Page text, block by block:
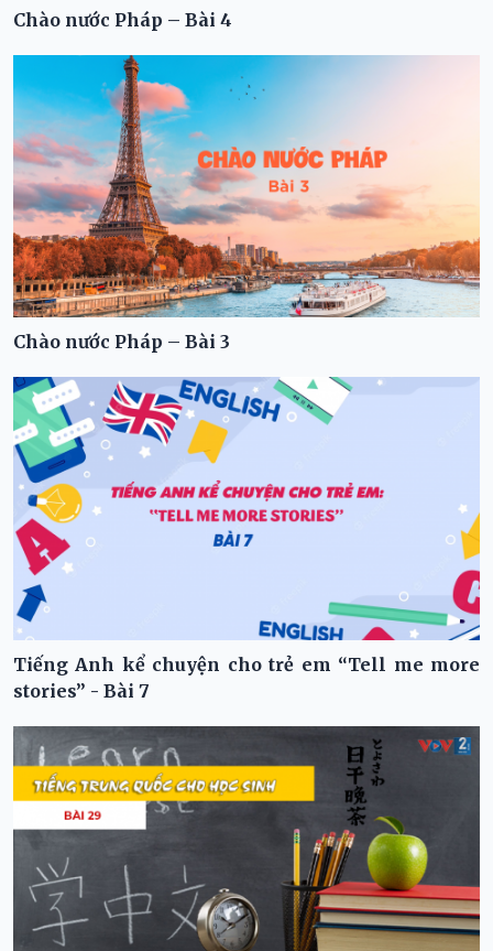
Chào nước Pháp – Bài 4
Chào nước Pháp – Bài 3
Tiếng Anh kể chuyện cho trẻ em “Tell me more
stories” - Bài 7